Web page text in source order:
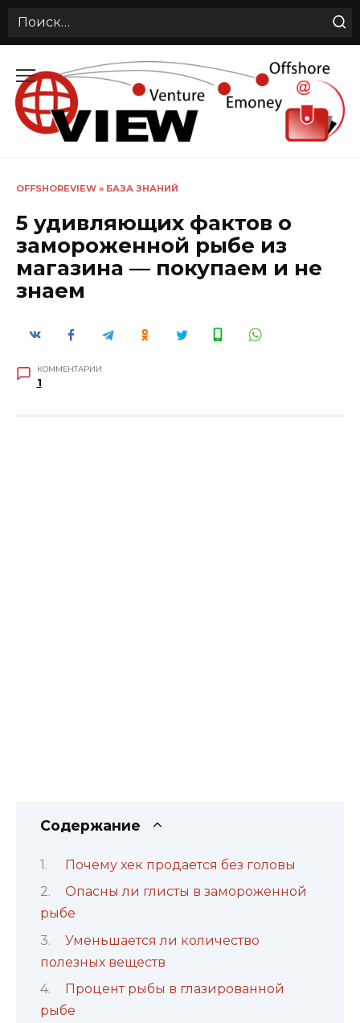
Search
содержанию
OFFSHOREVIEW » БАЗА ЗНАНИЙ
5 удивляющих фактов о
замороженной рыбе из
магазина — покупаем и не
знаем
КОММЕНТАРИИ
1
Содержание
Почему хек продается без головы
Опасны ли глисты в замороженной
рыбе
Уменьшается ли количество
полезных веществ
Процент рыбы в глазированной
рыбе